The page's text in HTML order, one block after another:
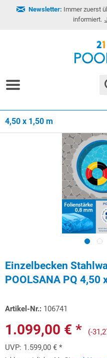
Newsletter: Immer zuerst
informiert.
4,50 x 1,50 m
Einzelbecken
POOLSANA PQ 4,50
Artikel-Nr.: 106741
1.099,00 € *
(-
UVP: 1.599,00 € *